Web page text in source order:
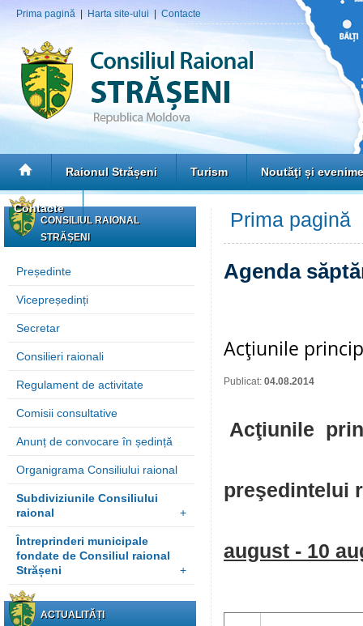
Prima pagină Harta site-ului Contacte
Raionul Strășeni Turism Noutăţi și
Contacte
CONSILIUL RAIONAL
STRĂȘENI
Președinte
Vicepreședinți
Secretar
Consilieri raionali
Regulament de activitate
Comisii consultative
Anunț de convocare în ședință
Organigrama Consiliului raional
Subdiviziunile Consiliului
raional
+
Întreprinderi municipale
fondate de Consiliul raional
Strășeni
+
ACTUALITĂȚI
Prima pagină
Agenda
Acţiunile
Publicat: 04.08.2014
Acţiunile
preşedintelui
august - 10